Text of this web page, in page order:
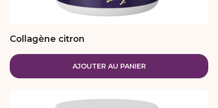
Collagène citron
AJOUTER AU PANIER